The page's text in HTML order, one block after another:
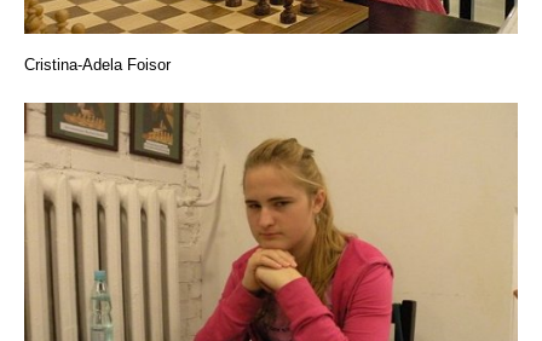
Cristina-Adela Foisor